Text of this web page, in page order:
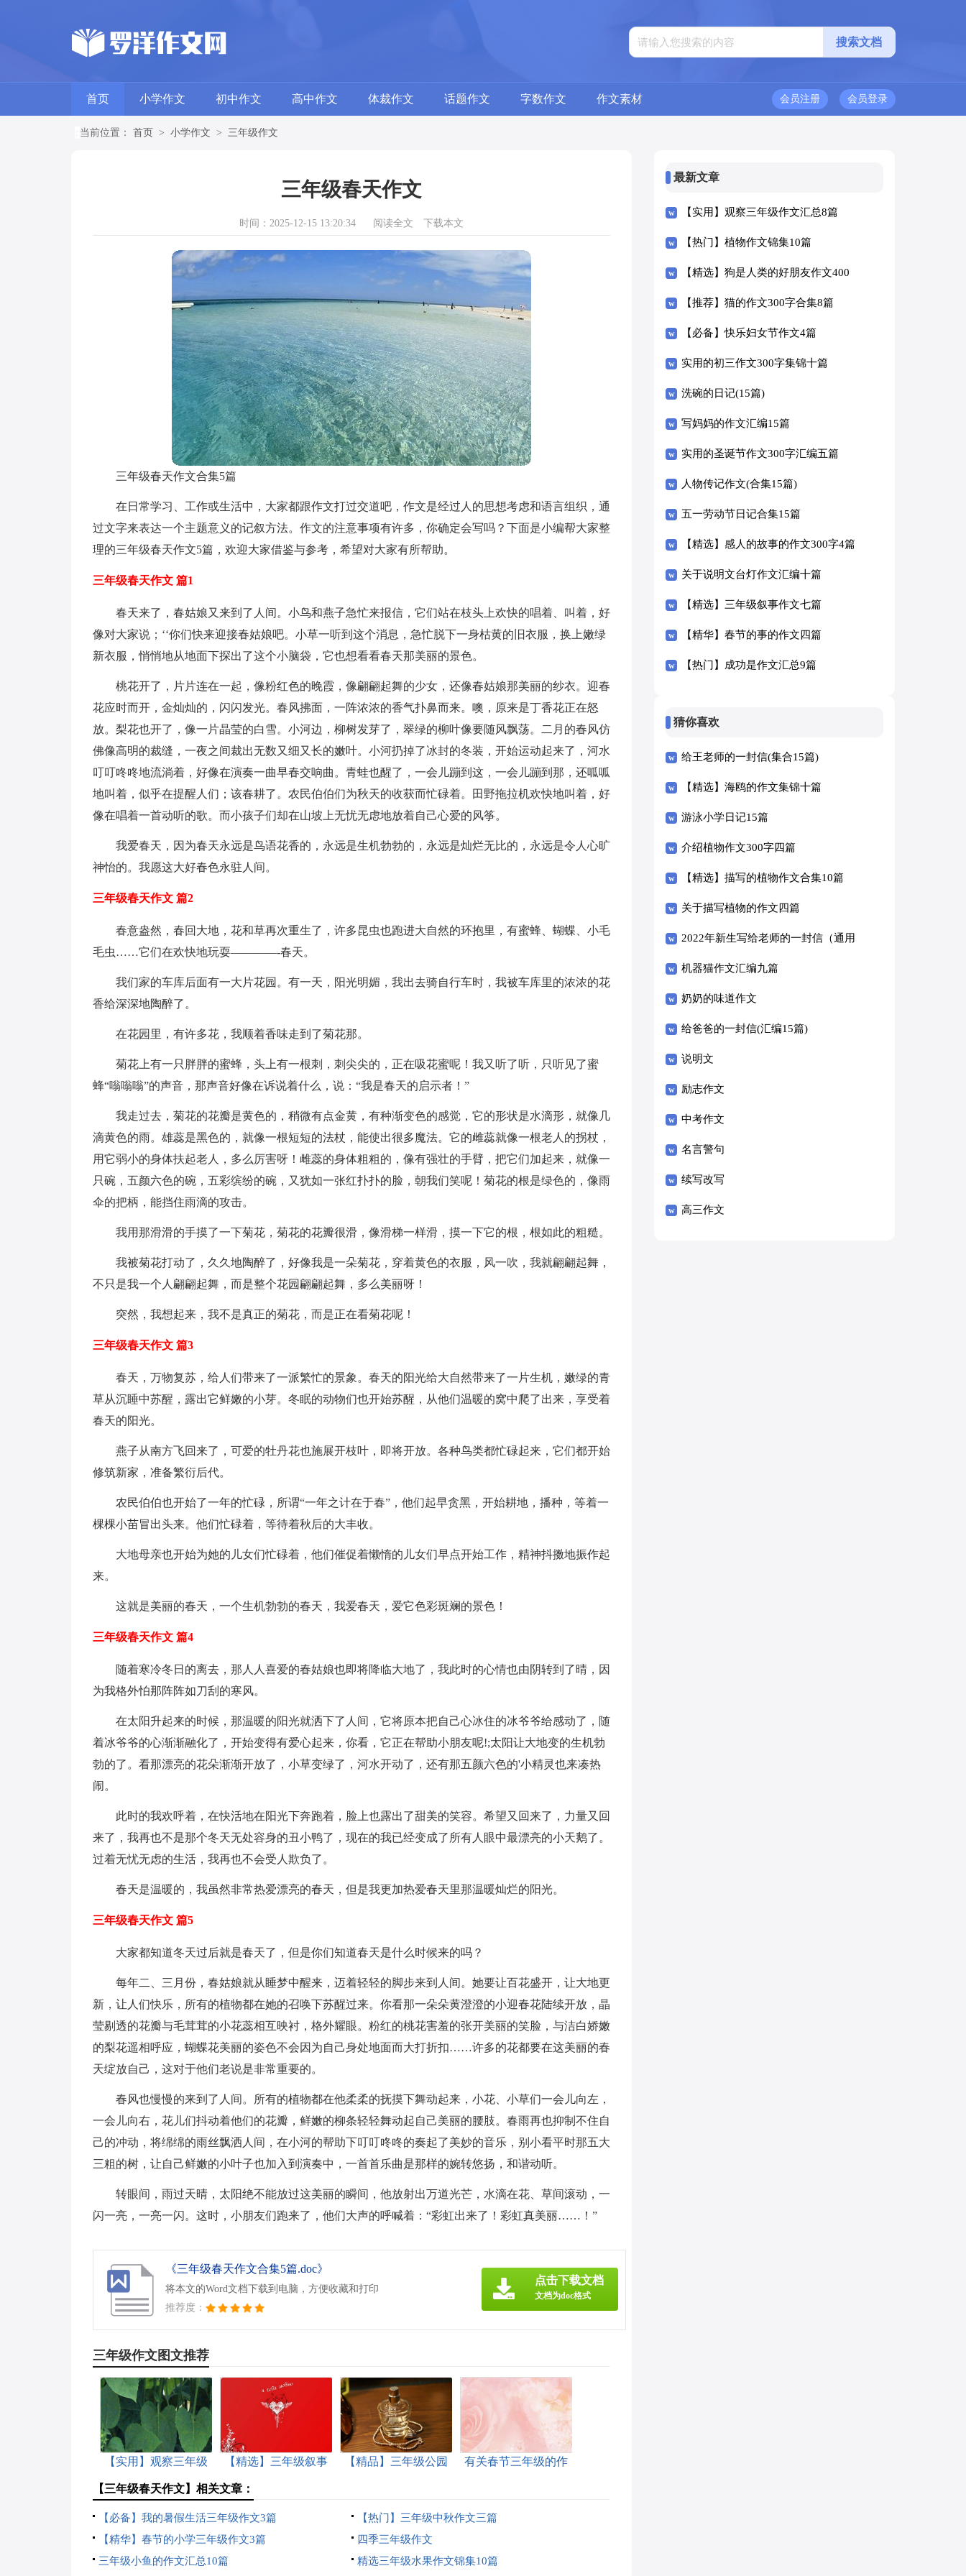
首页 小学作文 初中作文 高中作文 体裁作文 话题作文 字数作文 作文素材 会员登录
会员注册
当前位置： 首页 > 小学作文 > 三年级作文
三年级春天作文
时间：2025-12-15 13:20:34 阅读全文 下载本文
三年级春天作文合集5篇
在日常学习、工作或生活中，大家都跟作文打过交道吧，作文是经过人的思想考虑和语言组织，通
过文字来表达一个主题意义的记叙方法。作文的注意事项有许多，你确定会写吗？下面是小编帮大家整
理的三年级春天作文5篇，欢迎大家借鉴与参考，希望对大家有所帮助。
三年级春天作文 篇1
春天来了，春姑娘又来到了人间。小鸟和燕子急忙来报信，它们站在枝头上欢快的唱着、叫着，好
像对大家说；‘‘你们快来迎接春姑娘吧。小草一听到这个消息，急忙脱下一身枯黄的旧衣服，换上嫩绿
新衣服，悄悄地从地面下探出了这个小脑袋，它也想看看春天那美丽的景色。
桃花开了，片片连在一起，像粉红色的晚霞，像翩翩起舞的少女，还像春姑娘那美丽的纱衣。迎春
花应时而开，金灿灿的，闪闪发光。春风拂面，一阵浓浓的香气扑鼻而来。噢，原来是丁香花正在怒
放。梨花也开了，像一片晶莹的白雪。小河边，柳树发芽了，翠绿的柳叶像要随风飘荡。二月的春风仿
佛像高明的裁缝，一夜之间裁出无数又细又长的嫩叶。小河扔掉了冰封的冬装，开始运动起来了，河水
叮叮咚咚地流淌着，好像在演奏一曲早春交响曲。青蛙也醒了，一会儿蹦到这，一会儿蹦到那，还呱呱
地叫着，似乎在提醒人们；该春耕了。农民伯伯们为秋天的收获而忙碌着。田野拖拉机欢快地叫着，好
像在唱着一首动听的歌。而小孩子们却在山坡上无忧无虑地放着自己心爱的风筝。
我爱春天，因为春天永远是鸟语花香的，永远是生机勃勃的，永远是灿烂无比的，永远是令人心旷
神怡的。我愿这大好春色永驻人间。
三年级春天作文 篇2
春意盎然，春回大地，花和草再次重生了，许多昆虫也跑进大自然的环抱里，有蜜蜂、蝴蝶、小毛
毛虫……它们在欢快地玩耍————-春天。
我们家的车库后面有一大片花园。有一天，阳光明媚，我出去骑自行车时，我被车库里的浓浓的花
香给深深地陶醉了。
在花园里，有许多花，我顺着香味走到了菊花那。
菊花上有一只胖胖的蜜蜂，头上有一根刺，刺尖尖的，正在吸花蜜呢！我又听了听，只听见了蜜
蜂“嗡嗡嗡”的声音，那声音好像在诉说着什么，说：“我是春天的启示者！”
我走过去，菊花的花瓣是黄色的，稍微有点金黄，有种渐变色的感觉，它的形状是水滴形，就像几
滴黄色的雨。雄蕊是黑色的，就像一根短短的法杖，能使出很多魔法。它的雌蕊就像一根老人的拐杖，
用它弱小的身体扶起老人，多么厉害呀！雌蕊的身体粗粗的，像有强壮的手臂，把它们加起来，就像一
只碗，五颜六色的碗，五彩缤纷的碗，又犹如一张红扑扑的脸，朝我们笑呢！菊花的根是绿色的，像雨
伞的把柄，能挡住雨滴的攻击。
我用那滑滑的手摸了一下菊花，菊花的花瓣很滑，像滑梯一样滑，摸一下它的根，根如此的粗糙。
我被菊花打动了，久久地陶醉了，好像我是一朵菊花，穿着黄色的衣服，风一吹，我就翩翩起舞，
不只是我一个人翩翩起舞，而是整个花园翩翩起舞，多么美丽呀！
突然，我想起来，我不是真正的菊花，而是正在看菊花呢！
三年级春天作文 篇3
春天，万物复苏，给人们带来了一派繁忙的景象。春天的阳光给大自然带来了一片生机，嫩绿的青
草从沉睡中苏醒，露出它鲜嫩的小芽。冬眠的动物们也开始苏醒，从他们温暖的窝中爬了出来，享受着
春天的阳光。
燕子从南方飞回来了，可爱的牡丹花也施展开枝叶，即将开放。各种鸟类都忙碌起来，它们都开始
修筑新家，准备繁衍后代。
农民伯伯也开始了一年的忙碌，所谓“一年之计在于春”，他们起早贪黑，开始耕地，播种，等着一
棵棵小苗冒出头来。他们忙碌着，等待着秋后的大丰收。
大地母亲也开始为她的儿女们忙碌着，他们催促着懒惰的儿女们早点开始工作，精神抖擞地振作起
来。
这就是美丽的春天，一个生机勃勃的春天，我爱春天，爱它色彩斑斓的景色！
三年级春天作文 篇4
随着寒冷冬日的离去，那人人喜爱的春姑娘也即将降临大地了，我此时的心情也由阴转到了晴，因
为我格外怕那阵阵如刀刮的寒风。
在太阳升起来的时候，那温暖的阳光就洒下了人间，它将原本把自己心冰住的冰爷爷给感动了，随
着冰爷爷的心渐渐融化了，开始变得有爱心起来，你看，它正在帮助小朋友呢!;太阳让大地变的生机勃
勃的了。看那漂亮的花朵渐渐开放了，小草变绿了，河水开动了，还有那五颜六色的'小精灵也来凑热
闹。
此时的我欢呼着，在快活地在阳光下奔跑着，脸上也露出了甜美的笑容。希望又回来了，力量又回
来了，我再也不是那个冬天无处容身的丑小鸭了，现在的我已经变成了所有人眼中最漂亮的小天鹅了。
过着无忧无虑的生活，我再也不会受人欺负了。
春天是温暖的，我虽然非常热爱漂亮的春天，但是我更加热爱春天里那温暖灿烂的阳光。
三年级春天作文 篇5
大家都知道冬天过后就是春天了，但是你们知道春天是什么时候来的吗？
每年二、三月份，春姑娘就从睡梦中醒来，迈着轻轻的脚步来到人间。她要让百花盛开，让大地更
新，让人们快乐，所有的植物都在她的召唤下苏醒过来。你看那一朵朵黄澄澄的小迎春花陆续开放，晶
莹剔透的花瓣与毛茸茸的小花蕊相互映衬，格外耀眼。粉红的桃花害羞的张开美丽的笑脸，与洁白娇嫩
的梨花遥相呼应，蝴蝶花美丽的姿色不会因为自己身处地面而大打折扣……许多的花都要在这美丽的春
天绽放自己，这对于他们老说是非常重要的。
春风也慢慢的来到了人间。所有的植物都在他柔柔的抚摸下舞动起来，小花、小草们一会儿向左，
一会儿向右，花儿们抖动着他们的花瓣，鲜嫩的柳条轻轻舞动起自己美丽的腰肢。春雨再也抑制不住自
己的冲动，将绵绵的雨丝飘洒人间，在小河的帮助下叮叮咚咚的奏起了美妙的音乐，别小看平时那五大
三粗的树，让自己鲜嫩的小叶子也加入到演奏中，一首首乐曲是那样的婉转悠扬，和谐动听。
转眼间，雨过天晴，太阳绝不能放过这美丽的瞬间，他放射出万道光芒，水滴在花、草间滚动，一
闪一亮，一亮一闪。这时，小朋友们跑来了，他们大声的呼喊着：“彩虹出来了！彩虹真美丽……！”
《三年级春天作文合集5篇.doc》
将本文的Word文档下载到电脑，方便收藏和打印
推荐度：
点击下载文档
文档为doc格式
三年级作文图文推荐
【实用】观察三年级
【精选】三年级叙事
【精品】三年级公园
有关春节三年级的作
【三年级春天作文】相关文章：
【必备】我的暑假生活三年级作文3篇
【热门】三年级中秋作文三篇
【精华】春节的小学三年级作文3篇
四季三年级作文
三年级小鱼的作文汇总10篇
精选三年级水果作文锦集10篇
最新文章
【实用】观察三年级作文汇总8篇
【热门】植物作文锦集10篇
【精选】狗是人类的好朋友作文400
字四篇
【推荐】猫的作文300字合集8篇
【必备】快乐妇女节作文4篇
实用的初三作文300字集锦十篇
洗碗的日记(15篇)
写妈妈的作文汇编15篇
实用的圣诞节作文300字汇编五篇
人物传记作文(合集15篇)
五一劳动节日记合集15篇
【精选】感人的故事的作文300字4篇
关于说明文台灯作文汇编十篇
【精选】三年级叙事作文七篇
【精华】春节的事的作文四篇
【热门】成功是作文汇总9篇
猜你喜欢
给王老师的一封信(集合15篇)
【精选】海鸥的作文集锦十篇
游泳小学日记15篇
介绍植物作文300字四篇
【精选】描写的植物作文合集10篇
关于描写植物的作文四篇
2022年新生写给老师的一封信（通用
8篇）
机器猫作文汇编九篇
奶奶的味道作文
给爸爸的一封信(汇编15篇)
说明文
励志作文
中考作文
名言警句
续写改写
高三作文